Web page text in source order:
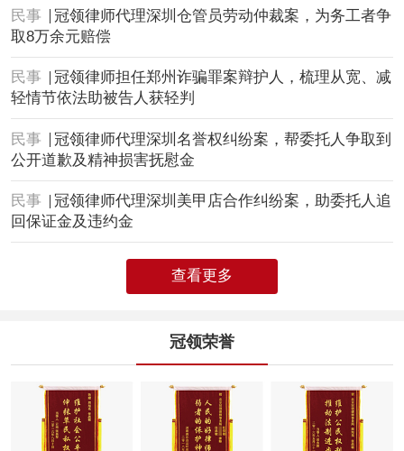
民事
冠领律师代理深圳仓管员劳动仲裁案，为务工者争
取8万余元赔偿
民事
冠领律师担任郑州诈骗罪案辩护人，梳理从宽、减
轻情节依法助被告人获轻判
民事
冠领律师代理深圳名誉权纠纷案，帮委托人争取到
公开道歉及精神损害抚慰金
民事
冠领律师代理深圳美甲店合作纠纷案，助委托人追
回保证金及违约金
查看更多
冠领荣誉